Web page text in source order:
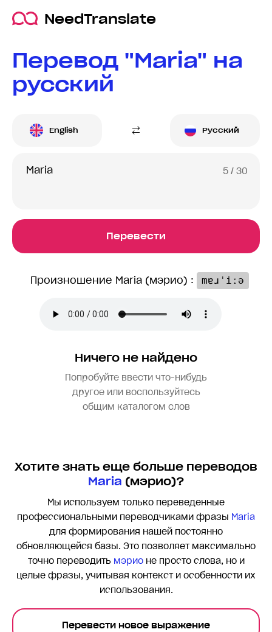
NeedTranslate
Перевод "Maria" на
русский
English Русский
5 / 30
Перевести
Произношение Maria (мэрио) : mɐɹˈiːə
Ничего не найдено
Попробуйте ввести что-нибудь
другое или воспользуйтесь
общим каталогом слов
Хотите знать еще больше переводов
Maria (мэрио)?
Мы используем только переведенные
профессиональными переводчиками фразы Maria
для формирования нашей постоянно
обновляющейся базы. Это позволяет максимально
точно переводить мэрионе просто слова, но и
целые фразы, учитывая контекст и особенности их
использования.
Перевести новое выражение